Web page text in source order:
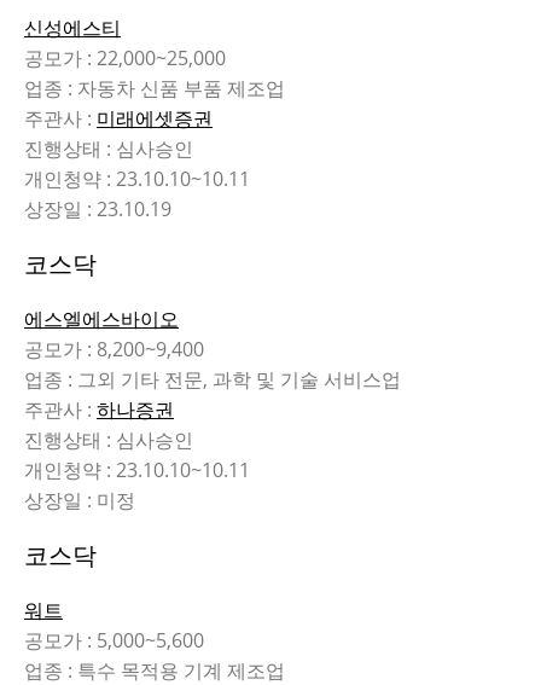
신성에스티
공모가 : 22,000~25,000
업종 : 자동차 신품 부품 제조업
주관사 : 미래에셋증권
진행상태 : 심사승인
개인청약 : 23.10.10~10.11
상장일 : 23.10.19
코스닥
에스엘에스바이오
공모가 : 8,200~9,400
업종 : 그외 기타 전문, 과학 및 기술 서비스업
주관사 : 하나증권
진행상태 : 심사승인
개인청약 : 23.10.10~10.11
상장일 : 미정
코스닥
워트
공모가 : 5,000~5,600
업종 : 특수 목적용 기계 제조업